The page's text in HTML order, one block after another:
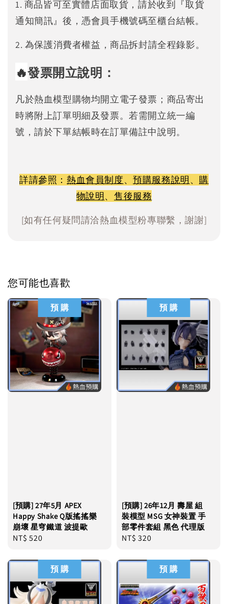
1. 商品皆可至實體店面取貨，請於收到『取貨
通知簡訊』後，憑會員手機號碼至櫃台結帳。
2. 為保護消費者權益，商品拆封請全程錄影。
🔥發票開立說明：
凡於熱血模型購物均開立電子發票；商品寄出
時將附上訂單明細及發票。若需開立統一編
號，請於下單結帳時在訂單備註中說明。
詳請參照： 熱血會員制度、預購服務說明、 購
物說明、 售後服務
[如有任何疑問請洽熱血模型粉專聯繫，謝謝]
您可能也喜歡
預 購
[預購] 27年5月 APEX
Happy Shake Q版搖搖樂
崩壞 星穹鐵道 波提歐
Regular
NT$ 520
預 購
[預購] 26年12月 壽屋 組
裝模型 MSG 女神裝置 手
部零件套組 黑色 代理版
Regular
NT$ 320
預 購 預 購